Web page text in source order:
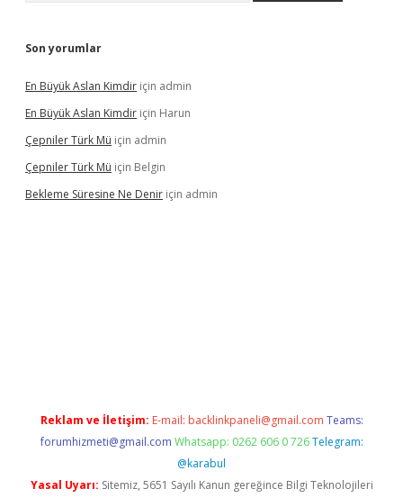
Son yorumlar
En Büyük Aslan Kimdir için admin
En Büyük Aslan Kimdir için Harun
Çepniler Türk Mü için admin
Çepniler Türk Mü için Belgin
Bekleme Süresine Ne Denir için admin
Reklam ve İletişim: E-mail: backlinkpaneli@gmail.com Teams:
forumhizmeti@gmail.com Whatsapp: 0262 606 0 726 Telegram:
@karabul
Yasal Uyarı: Sitemiz, 5651 Sayılı Kanun gereğince Bilgi Teknolojileri